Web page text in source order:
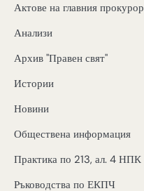
Актове на главния прокурор
Анализи
Архив "Правен свят"
Истории
Новини
Обществена информация
Практика по 213, ал. 4 НПК
Ръководства по ЕКПЧ